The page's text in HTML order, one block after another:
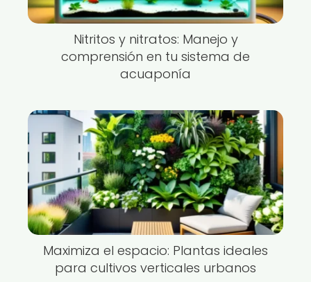
Nitritos y nitratos: Manejo y
comprensión en tu sistema de
acuaponía
Maximiza el espacio: Plantas ideales
para cultivos verticales urbanos